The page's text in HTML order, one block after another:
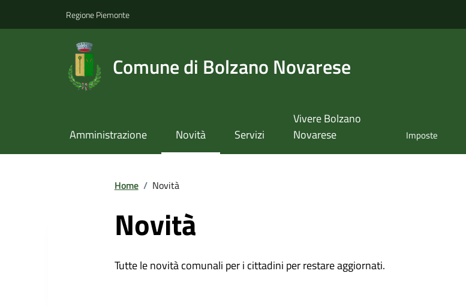
Regione Piemonte
Comune di Bolzano Novarese
Amministrazione Novità Servizi
Vivere Bolzano
Novarese
Imposte
Home / Novità
Novità
Tutte le novità comunali per i cittadini per restare aggiornati.